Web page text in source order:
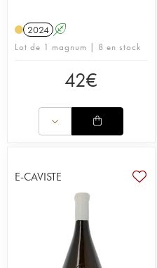
2024 A
Lot de 1 magnum | 8 en stock
42€
E-CAVISTE